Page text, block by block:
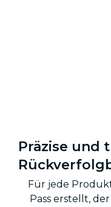
Präzise und
Für jede
Pass erstellt,